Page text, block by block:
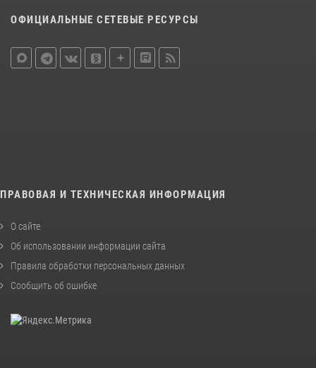
ОФИЦИАЛЬНЫЕ СЕТЕВЫЕ РЕСУРСЫ
ПРАВОВАЯ И ТЕХНИЧЕСКАЯ ИНФОРМАЦИЯ
О сайте
Об использовании информации сайта
Правила обработки персональных данных
Сообщить об ошибке